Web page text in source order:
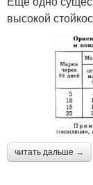
высокой
читать дальше →